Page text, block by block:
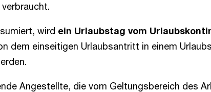
wird ein Urlaubstag vom
dem einseitigen Urlaubsantritt in einem
Angestellte, die vom Geltungsbereich des